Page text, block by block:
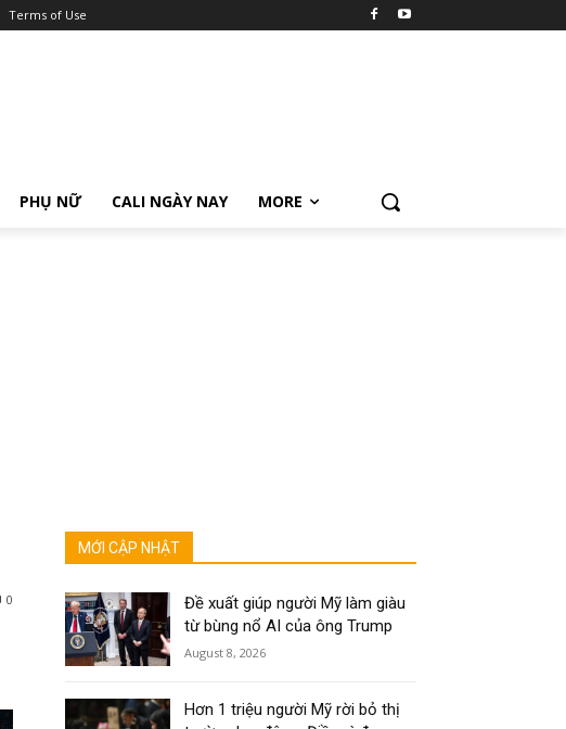
Terms of Use
PHỤ NỮ CALI NGÀY NAY MORE
0
MỚI CẬP NHẬT
Đề xuất giúp người Mỹ làm giàu
từ bùng nổ AI của ông Trump
August 8, 2026
Hơn 1 triệu người Mỹ rời bỏ thị